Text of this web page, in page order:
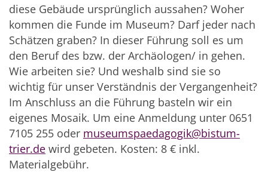
diese Gebäude ursprünglich aussahen? Woher
kommen die Funde im Museum? Darf jeder nach
Schätzen graben? In dieser Führung soll es um
den Beruf des bzw. der Archäologen/ in gehen.
Wie arbeiten sie? Und weshalb sind sie so
wichtig für unser Verständnis der Vergangenheit?
Im Anschluss an die Führung basteln wir ein
eigenes Mosaik. Um eine Anmeldung unter 0651
7105 255 oder museumspaedagogik@bistum-
trier.de wird gebeten. Kosten: 8 € inkl.
Materialgebühr.